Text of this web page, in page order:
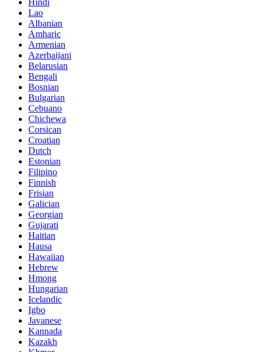
Hindi
Lao
Albanian
Amharic
Armenian
Azerbaijani
Belarusian
Bengali
Bosnian
Bulgarian
Cebuano
Chichewa
Corsican
Croatian
Dutch
Estonian
Filipino
Finnish
Frisian
Galician
Georgian
Gujarati
Haitian
Hausa
Hawaiian
Hebrew
Hmong
Hungarian
Icelandic
Igbo
Javanese
Kannada
Kazakh